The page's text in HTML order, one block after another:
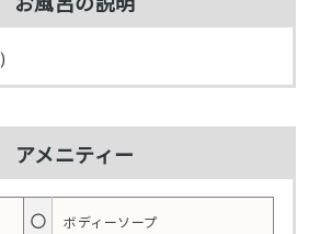
アメニティー
○ ボディーソープ